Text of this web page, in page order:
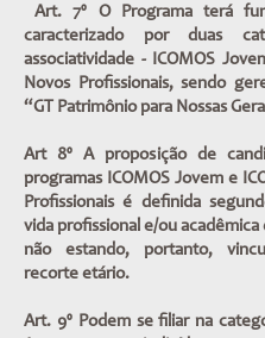
Art. 7º O Programa terá
caracterizado por duas
associatividade - ICOMOS
Novos Profissionais, sendo
“GT Patrimônio para Nossas
Art 8º A proposição de
programas ICOMOS Jovem e
Profissionais é definida
vida profissional e/ou
não estando, portanto,
recorte etário.
Art. 9º Podem se filiar na